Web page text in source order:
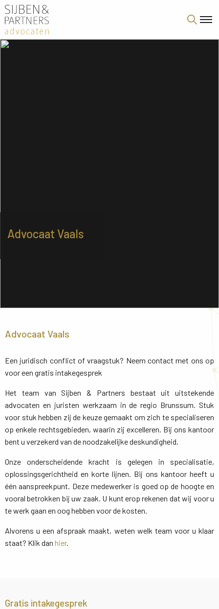
Advocaat Vaals
Advocaat Vaals
Een juridisch conflict of vraagstuk? Neem contact met ons op
voor een gratis intakegesprek
Het team van Sijben & Partners bestaat uit uitstekende
advocaten en juristen werkzaam in de regio Brunssum. Stuk
voor stuk hebben zij de keuze gemaakt om zich te specialiseren
op enkele rechtsgebieden, waarin zij excelleren. Bij ons kantoor
bent u verzekerd van de noodzakelijke deskundigheid.
Onze onderscheidende kracht is gelegen in specialisatie,
oplossingsgerichtheid en korte lijnen. Bij ons kantoor heeft u
één aanspreekpunt. Deze medewerker is goed op de hoogte en
vooral betrokken bij uw zaak. U kunt erop rekenen dat wij voor u
te werk gaan en oog hebben voor de kosten.
Alvorens u een afspraak maakt, weten welk team voor u klaar
staat? Klik dan hier.
Gratis intakegesprek